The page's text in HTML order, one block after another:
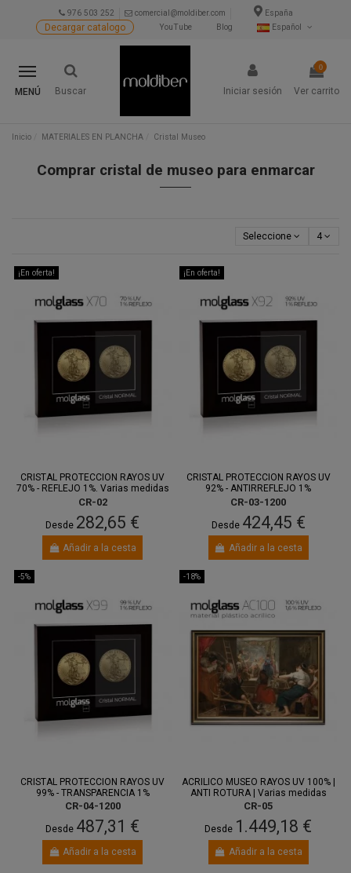
976 503 252 comercial@moldiber.com
España
Español
Blog
YouTube
Decargar catalogo
MENÚ Buscar Iniciar sesión
0
Ver carrito
Inicio MATERIALES EN PLANCHA Cristal Museo
Comprar cristal de museo para enmarcar
Seleccione 4
¡En oferta!
CRISTAL PROTECCION RAYOS UV
70% - REFLEJO 1%. Varias medidas
CR-02
Desde 282,65 €
Añadir a la cesta
¡En oferta!
CRISTAL PROTECCION RAYOS UV
92% - ANTIRREFLEJO 1%
CR-03-1200
Desde 424,45 €
Añadir a la cesta
-5%
CRISTAL PROTECCION RAYOS UV
99% - TRANSPARENCIA 1%
CR-04-1200
Desde 487,31 €
Añadir a la cesta
-18%
ACRILICO MUSEO RAYOS UV 100% |
ANTI ROTURA | Varias medidas
CR-05
Desde 1.449,18 €
Añadir a la cesta